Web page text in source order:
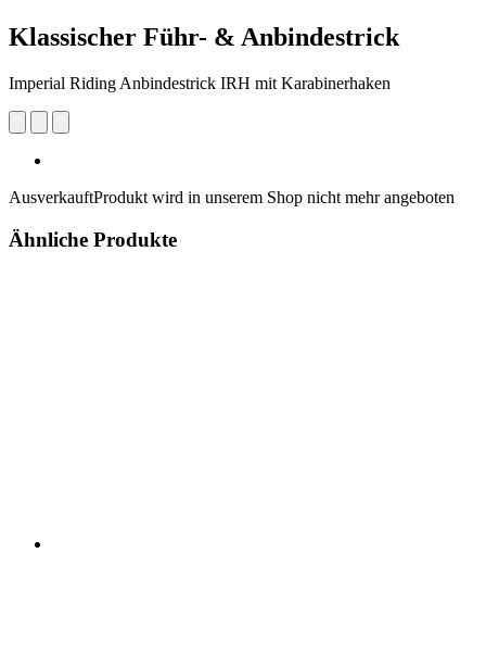
Klassischer Führ- & Anbindestrick
Imperial Riding Anbindestrick IRH mit Karabinerhaken
AusverkauftProdukt wird in unserem Shop nicht mehr angeboten
Ähnliche Produkte